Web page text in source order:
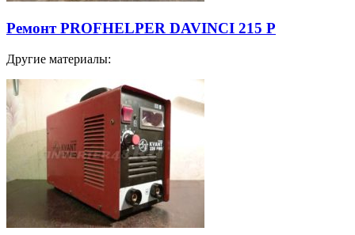
Ремонт PROFHELPER DAVINCI 215 P
Другие материалы: